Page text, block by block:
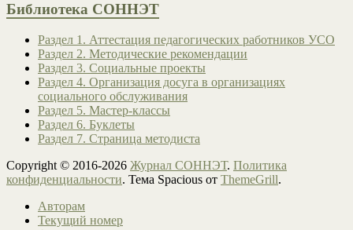
Библиотека СОННЭТ
Раздел 1. Аттестация педагогических работников УСО
Раздел 2. Методические рекомендации
Раздел 3. Социальные проекты
Раздел 4. Организация досуга в организациях
социального обслуживания
Раздел 5. Мастер-классы
Раздел 6. Буклеты
Раздел 7. Страница методиста
Copyright © 2016-2026 Журнал СОННЭТ. Политика
конфиденциальности. Тема Spacious от ThemeGrill.
Авторам
Текущий номер